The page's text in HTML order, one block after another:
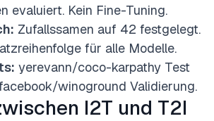
evaluiert. Kein Fine-Tuning.
Zufallssamen auf 42 festgelegt.
für alle Modelle.
yerevann/coco-karpathy Test
winoground Validierung.
I2T und T2I